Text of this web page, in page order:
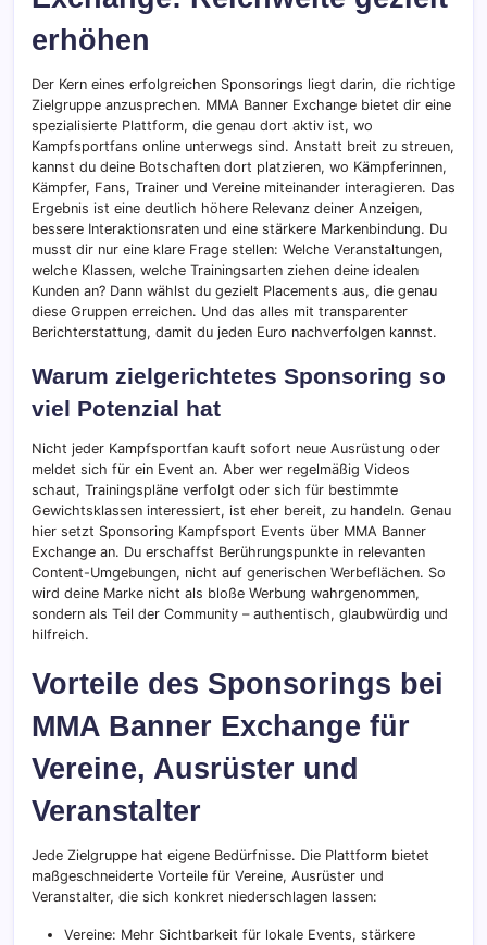
erhöhen
Der Kern eines erfolgreichen Sponsorings liegt darin, die richtige
Zielgruppe anzusprechen. MMA Banner Exchange bietet dir eine
spezialisierte Plattform, die genau dort aktiv ist, wo
Kampfsportfans online unterwegs sind. Anstatt breit zu streuen,
kannst du deine Botschaften dort platzieren, wo Kämpferinnen,
Kämpfer, Fans, Trainer und Vereine miteinander interagieren. Das
Ergebnis ist eine deutlich höhere Relevanz deiner Anzeigen,
bessere Interaktionsraten und eine stärkere Markenbindung. Du
musst dir nur eine klare Frage stellen: Welche Veranstaltungen,
welche Klassen, welche Trainingsarten ziehen deine idealen
Kunden an? Dann wählst du gezielt Placements aus, die genau
diese Gruppen erreichen. Und das alles mit transparenter
Berichterstattung, damit du jeden Euro nachverfolgen kannst.
Warum zielgerichtetes Sponsoring so
viel Potenzial hat
Nicht jeder Kampfsportfan kauft sofort neue Ausrüstung oder
meldet sich für ein Event an. Aber wer regelmäßig Videos
schaut, Trainingspläne verfolgt oder sich für bestimmte
Gewichtsklassen interessiert, ist eher bereit, zu handeln. Genau
hier setzt Sponsoring Kampfsport Events über MMA Banner
Exchange an. Du erschaffst Berührungspunkte in relevanten
Content-Umgebungen, nicht auf generischen Werbeflächen. So
wird deine Marke nicht als bloße Werbung wahrgenommen,
sondern als Teil der Community – authentisch, glaubwürdig und
hilfreich.
Vorteile des Sponsorings bei
MMA Banner Exchange für
Vereine, Ausrüster und
Veranstalter
Jede Zielgruppe hat eigene Bedürfnisse. Die Plattform bietet
maßgeschneiderte Vorteile für Vereine, Ausrüster und
Veranstalter, die sich konkret niederschlagen lassen:
Vereine: Mehr Sichtbarkeit für lokale Events, stärkere